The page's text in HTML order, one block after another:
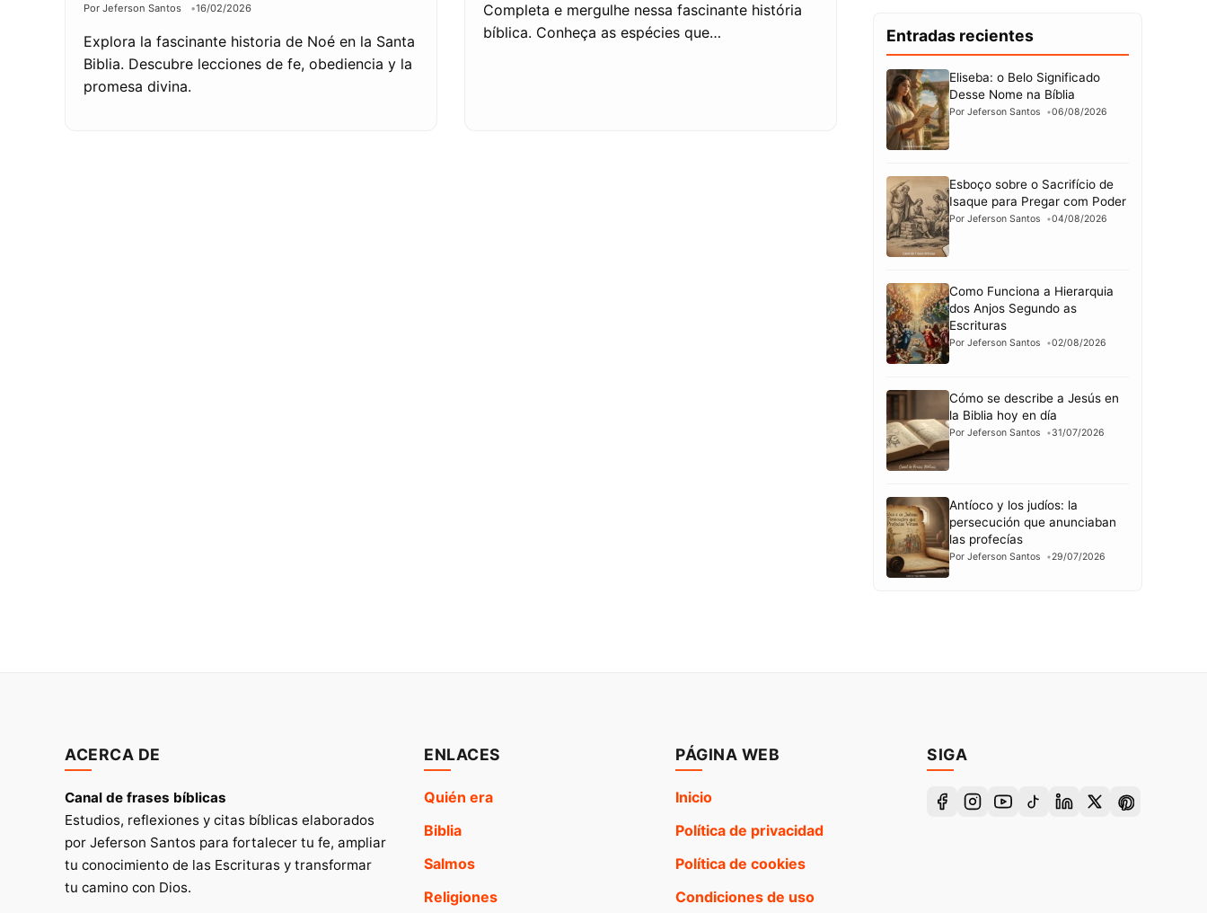
Por Jeferson Santos 16/02/2026
Explora la fascinante historia de Noé en la Santa
Biblia. Descubre lecciones de fe, obediencia y la
promesa divina.
Completa e mergulhe nessa fascinante história
bíblica. Conheça as espécies que…
Entradas recientes
Eliseba: o Belo Significado
Desse Nome na Bíblia
Por Jeferson Santos 06/08/2026
Esboço sobre o Sacrifício de
Isaque para Pregar com Poder
Por Jeferson Santos 04/08/2026
Como Funciona a Hierarquia
dos Anjos Segundo as
Escrituras
Por Jeferson Santos 02/08/2026
Cómo se describe a Jesús en
la Biblia hoy en día
Por Jeferson Santos 31/07/2026
Antíoco y los judíos: la
persecución que anunciaban
las profecías
Por Jeferson Santos 29/07/2026
ACERCA DE
Canal de frases bíblicas
Estudios, reflexiones y citas bíblicas elaborados
por Jeferson Santos para fortalecer tu fe, ampliar
tu conocimiento de las Escrituras y transformar
tu camino con Dios.
ENLACES
Quién era
Biblia
Salmos
Religiones
PÁGINA WEB
Inicio
Política de privacidad
Política de cookies
Condiciones de uso
SIGA